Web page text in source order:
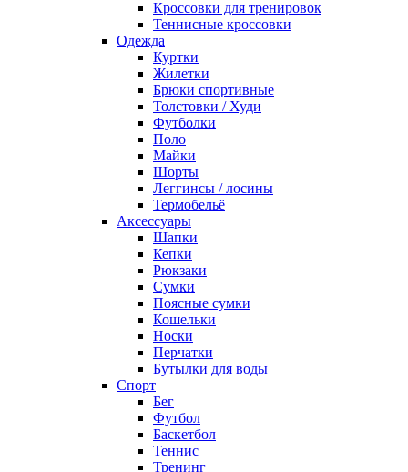
Кроссовки для тренировок
Теннисные кроссовки
Одежда
Куртки
Жилетки
Брюки спортивные
Толстовки / Худи
Футболки
Поло
Майки
Шорты
Леггинсы / лосины
Термобельё
Аксессуары
Шапки
Кепки
Рюкзаки
Сумки
Поясные сумки
Кошельки
Носки
Перчатки
Бутылки для воды
Спорт
Бег
Футбол
Баскетбол
Теннис
Тренинг